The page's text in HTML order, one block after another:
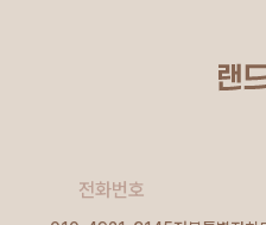
전화번호